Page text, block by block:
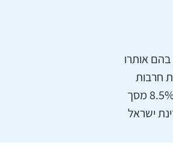
אותרו
חרבות
ברזל, נכון ליולי 2024, כ-8.5% מסך
ישראל